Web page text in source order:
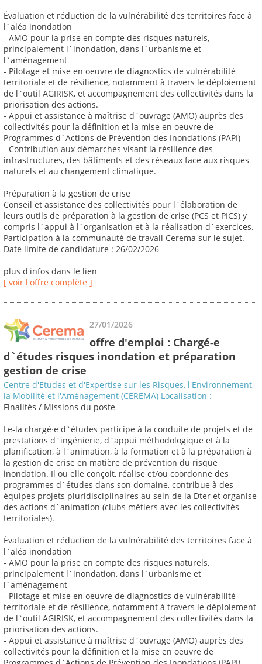
Évaluation et réduction de la vulnérabilité des territoires face à
l`aléa inondation
- AMO pour la prise en compte des risques naturels,
principalement l`inondation, dans l`urbanisme et
l`aménagement
- Pilotage et mise en oeuvre de diagnostics de vulnérabilité
territoriale et de résilience, notamment à travers le déploiement
de l`outil AGIRISK, et accompagnement des collectivités dans la
priorisation des actions.
- Appui et assistance à maîtrise d`ouvrage (AMO) auprès des
collectivités pour la définition et la mise en oeuvre de
Programmes d`Actions de Prévention des Inondations (PAPI)
- Contribution aux démarches visant la résilience des
infrastructures, des bâtiments et des réseaux face aux risques
naturels et au changement climatique.
Préparation à la gestion de crise
Conseil et assistance des collectivités pour l`élaboration de
leurs outils de préparation à la gestion de crise (PCS et PICS) y
compris l`appui à l`organisation et à la réalisation d`exercices.
Participation à la communauté de travail Cerema sur le sujet.
Date limite de candidature : 26/02/2026
plus d'infos dans le lien
[ voir l'offre complète ]
27/01/2026
offre d'emploi : Chargé-e
d`études risques inondation et préparation
gestion de crise
Centre d'Etudes et d'Expertise sur les Risques, l'Environnement,
la Mobilité et l'Aménagement (CEREMA) Localisation :
Finalités / Missions du poste
Le-la chargé·e d`études participe à la conduite de projets et de
prestations d`ingénierie, d`appui méthodologique et à la
planification, à l`animation, à la formation et à la préparation à
la gestion de crise en matière de prévention du risque
inondation. Il ou elle conçoit, réalise et/ou coordonne des
programmes d`études dans son domaine, contribue à des
équipes projets pluridisciplinaires au sein de la Dter et organise
des actions d`animation (clubs métiers avec les collectivités
territoriales).
Évaluation et réduction de la vulnérabilité des territoires face à
l`aléa inondation
- AMO pour la prise en compte des risques naturels,
principalement l`inondation, dans l`urbanisme et
l`aménagement
- Pilotage et mise en oeuvre de diagnostics de vulnérabilité
territoriale et de résilience, notamment à travers le déploiement
de l`outil AGIRISK, et accompagnement des collectivités dans la
priorisation des actions.
- Appui et assistance à maîtrise d`ouvrage (AMO) auprès des
collectivités pour la définition et la mise en oeuvre de